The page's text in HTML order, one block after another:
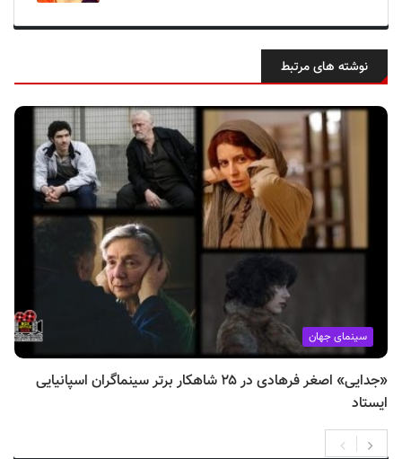
نوشته های مرتبط
سینمای جهان
«جدایی» اصغر فرهادی در ۲۵ شاهکار برتر سینماگران اسپانیایی
ایستاد